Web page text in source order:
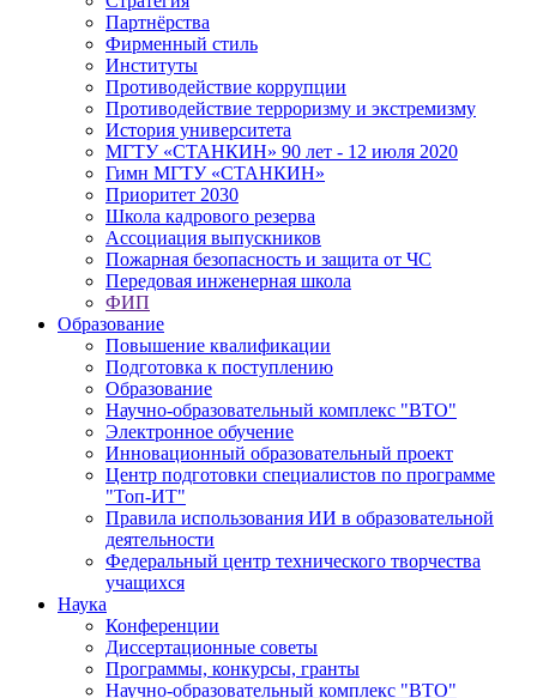
Партнёрства
Фирменный стиль
Институты
Противодействие коррупции
Противодействие терроризму и экстремизму
История университета
МГТУ «СТАНКИН» 90 лет - 12 июля 2020
Гимн МГТУ «СТАНКИН»
Приоритет 2030
Школа кадрового резерва
Ассоциация выпускников
Пожарная безопасность и защита от ЧС
Передовая инженерная школа
ФИП
Образование
Повышение квалификации
Подготовка к поступлению
Образование
Научно-образовательный комплекс "ВТО"
Электронное обучение
Инновационный образовательный проект
Центр подготовки специалистов по программе
"Топ-ИТ"
Правила использования ИИ в образовательной
деятельности
Федеральный центр технического творчества
учащихся
Наука
Конференции
Диссертационные советы
Программы, конкурсы, гранты
Научно-образовательный комплекс "ВТО"